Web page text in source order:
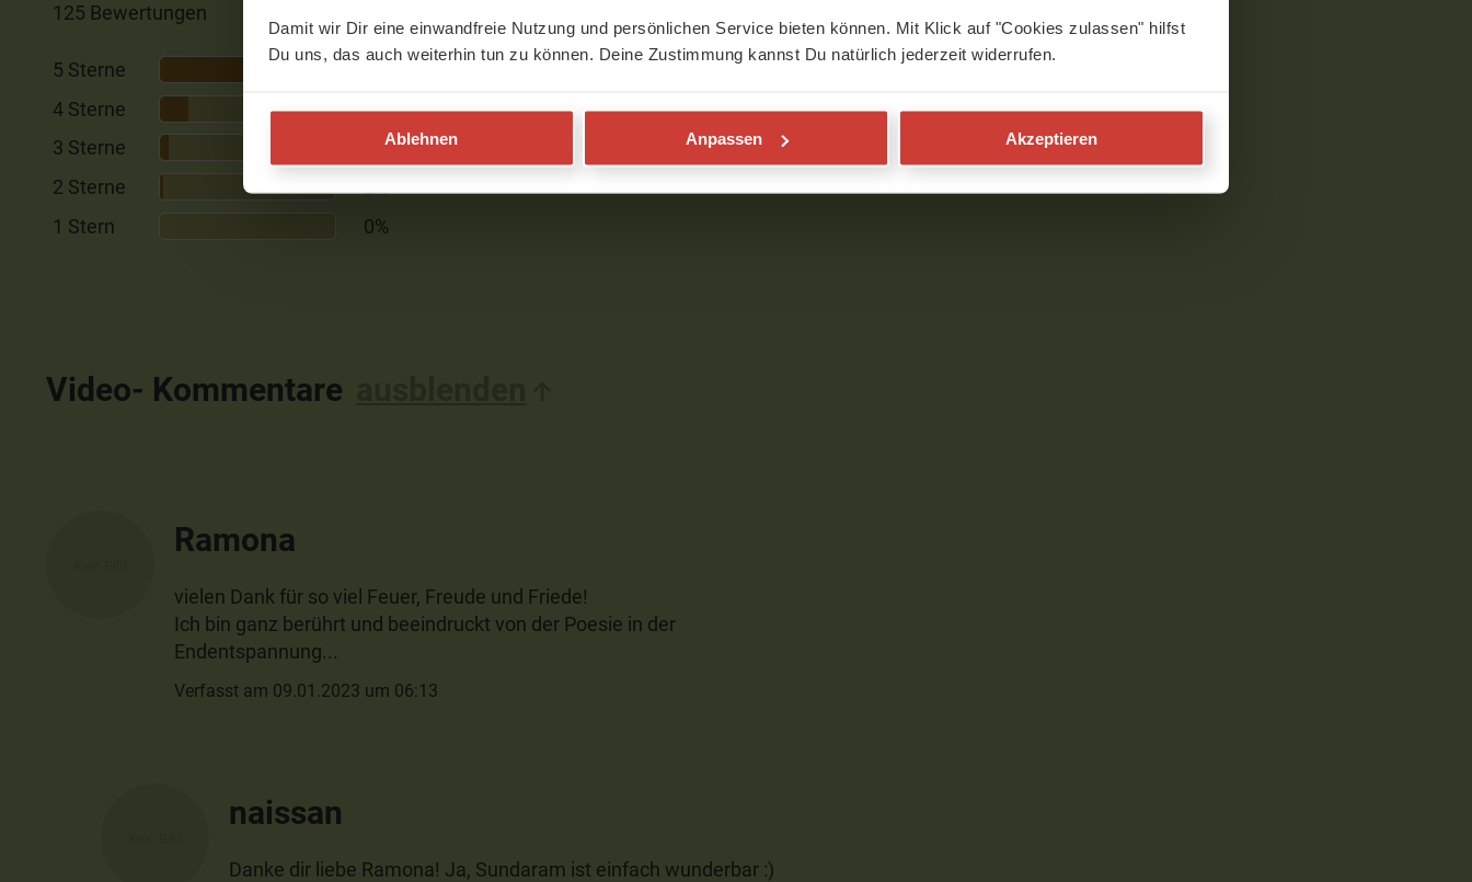
Damit wir Dir eine einwandfreie Nutzung und persönlichen Service bieten können. Mit Klick auf "Cookies zulassen" hilfst
Du uns, das auch weiterhin tun zu können. Deine Zustimmung kannst Du natürlich jederzeit widerrufen.
Ablehnen Anpassen Akzeptieren
125 Bewertungen
5 Sterne
4 Sterne
16%
3 Sterne
5%
2 Sterne
2%
1 Stern
0%
Video- Kommentare
Ramona
vielen Dank für so viel Feuer, Freude und Friede!
Ich bin ganz berührt und beeindruckt von der Poesie in der
Endentspannung...
Verfasst am 09.01.2023 um 06:13
naissan
Danke dir liebe Ramona! Ja, Sundaram ist einfach wunderbar :)